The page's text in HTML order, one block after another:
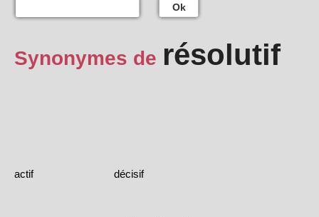
Ok
Synonymes de résolutif
actif décisif